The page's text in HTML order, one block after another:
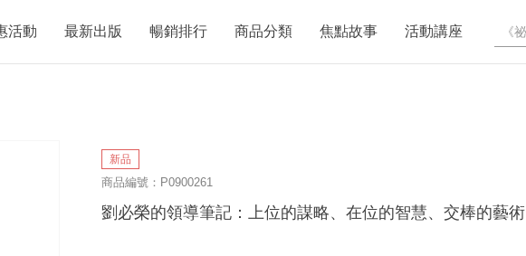
活動 最新出版 暢銷排行 商品分類 焦點故事 活動講座
新品
商品編號：P0900261
劉必榮的領導筆記：上位的謀略、在位的智慧、交棒的藝術